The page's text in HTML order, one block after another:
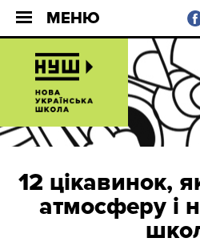
МЕНЮ
12 цікавинок,
атмосферу і